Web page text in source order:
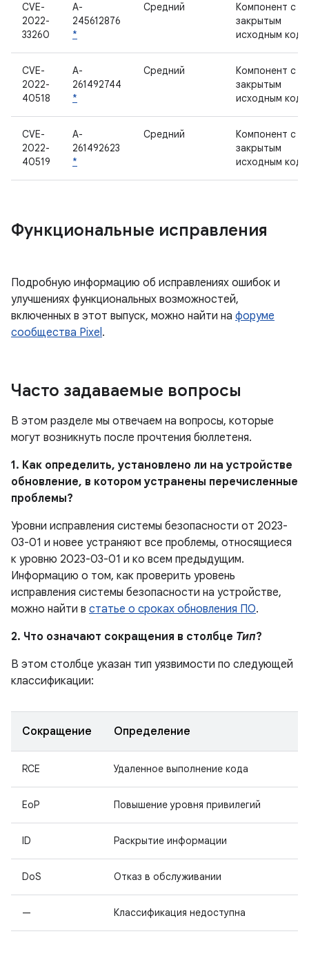
CVE-
2022-
33260
A-
245612876
*
Средний
Компонент с
закрытым
исходным
CVE-
2022-
40518
A-
261492744
*
Средний
Компонент с
закрытым
исходным
CVE-
2022-
40519
A-
261492623
*
Средний
Компонент с
закрытым
исходным
Функциональные исправления
Подробную информацию об исправлениях ошибок и
улучшениях функциональных возможностей,
включенных в этот выпуск, можно найти на форуме
сообщества Pixel.
Часто задаваемые вопросы
В этом разделе мы отвечаем на вопросы, которые
могут возникнуть после прочтения бюллетеня.
1. Как определить, установлено ли на устройстве
обновление, в котором устранены перечисленные
проблемы?
Уровни исправления системы безопасности от 2023-
03-01 и новее устраняют все проблемы, относящиеся
к уровню 2023-03-01 и ко всем предыдущим.
Информацию о том, как проверить уровень
исправления системы безопасности на устройстве,
можно найти в статье о сроках обновления ПО.
2. Что означают сокращения в столбце Тип?
В этом столбце указан тип уязвимости по следующей
классификации:
Сокращение Определение
RCE Удаленное выполнение кода
EoP Повышение уровня привилегий
ID Раскрытие информации
DoS Отказ в обслуживании
— Классификация недоступна